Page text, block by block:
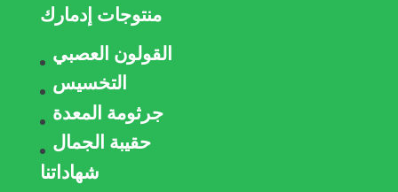
منتوجات إدمارك
القولون العصبي
التخسيس
جرثومة المعدة
حقيبة الجمال
شهاداتنا